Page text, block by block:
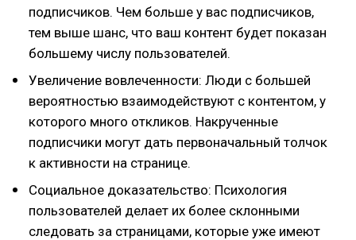
подписчиков. Чем больше у вас подписчиков,
тем выше шанс, что ваш контент будет показан
большему числу пользователей.
Увеличение вовлеченности: Люди с большей
вероятностью взаимодействуют с контентом, у
которого много откликов. Накрученные
подписчики могут дать первоначальный толчок
к активности на странице.
Социальное доказательство: Психология
пользователей делает их более склонными
следовать за страницами, которые уже имеют